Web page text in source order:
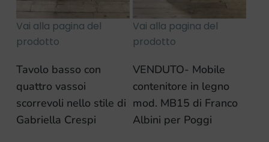
Vai alla pagina del
prodotto
Tavolo basso con
quattro vassoi
scorrevoli nello stile di
Gabriella Crespi
Vai alla pagina del
prodotto
VENDUTO- Mobile
contenitore in legno
mod. MB15 di Franco
Albini per Poggi